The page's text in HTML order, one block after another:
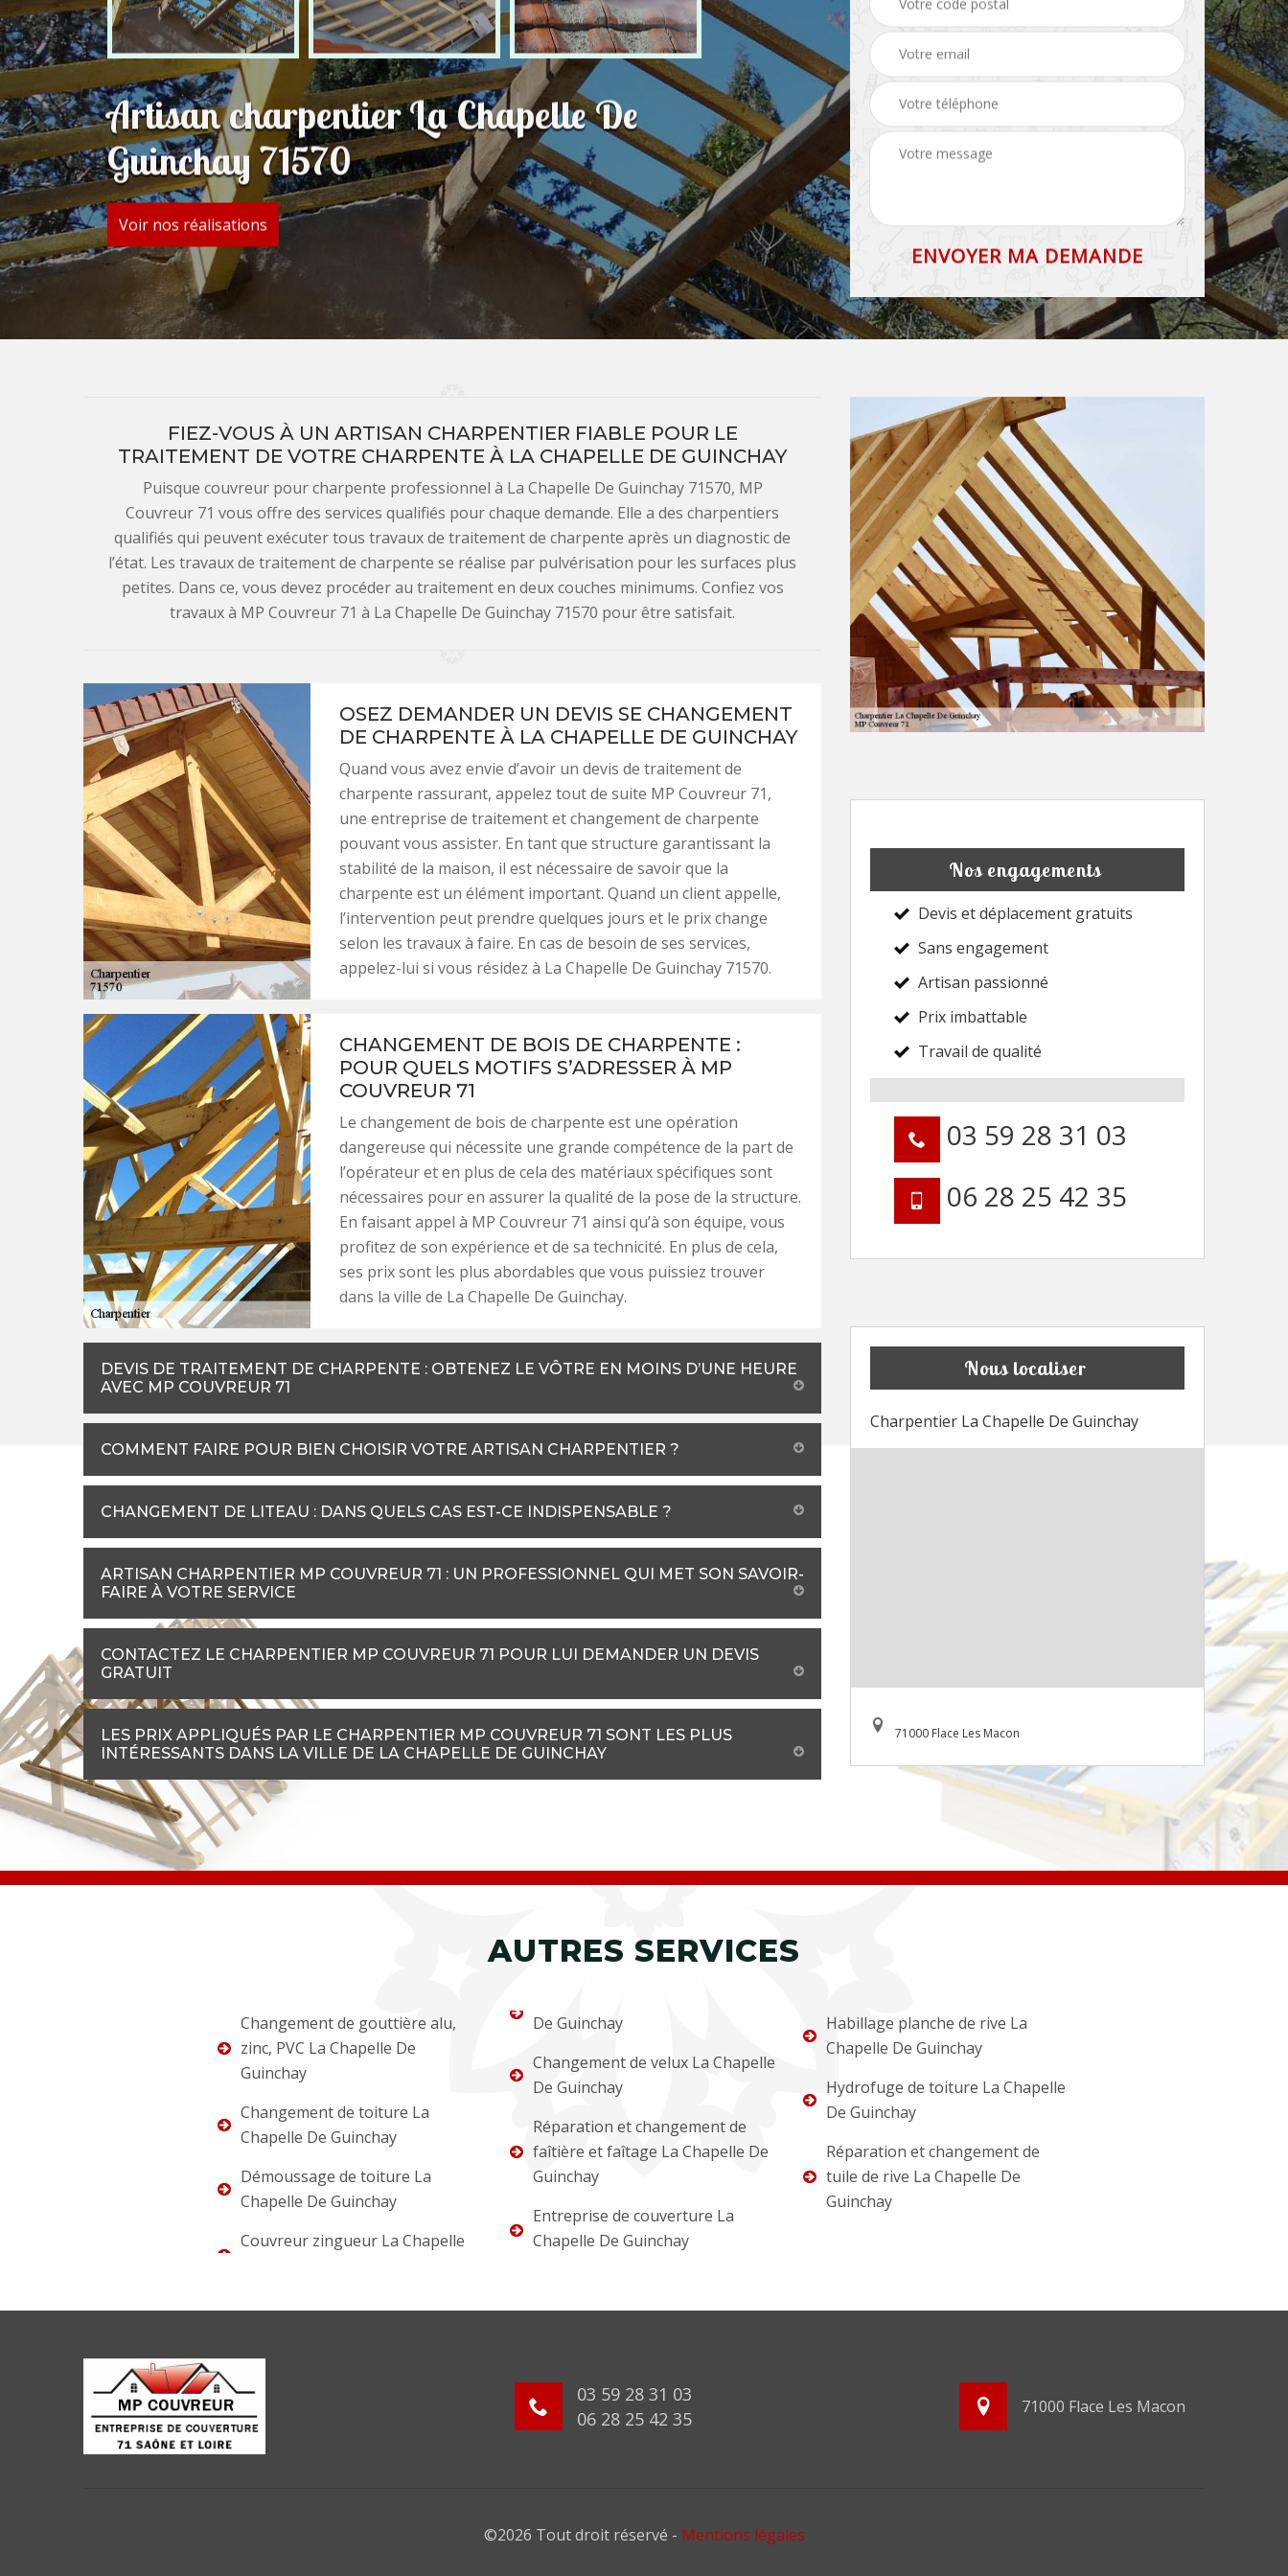
Artisan charpentier La Chapelle De
Guinchay 71570
Voir nos réalisations
FIEZ-VOUS À UN ARTISAN CHARPENTIER FIABLE POUR LE
TRAITEMENT DE VOTRE CHARPENTE À LA CHAPELLE DE GUINCHAY
Puisque couvreur pour charpente professionnel à La Chapelle De Guinchay 71570, MP
Couvreur 71 vous offre des services qualifiés pour chaque demande. Elle a des charpentiers
qualifiés qui peuvent exécuter tous travaux de traitement de charpente après un diagnostic de
l’état. Les travaux de traitement de charpente se réalise par pulvérisation pour les surfaces plus
petites. Dans ce, vous devez procéder au traitement en deux couches minimums. Confiez vos
travaux à MP Couvreur 71 à La Chapelle De Guinchay 71570 pour être satisfait.
OSEZ DEMANDER UN DEVIS SE CHANGEMENT
DE CHARPENTE À LA CHAPELLE DE GUINCHAY
Quand vous avez envie d’avoir un devis de traitement de
charpente rassurant, appelez tout de suite MP Couvreur 71,
une entreprise de traitement et changement de charpente
pouvant vous assister. En tant que structure garantissant la
stabilité de la maison, il est nécessaire de savoir que la
charpente est un élément important. Quand un client appelle,
l’intervention peut prendre quelques jours et le prix change
selon les travaux à faire. En cas de besoin de ses services,
appelez-lui si vous résidez à La Chapelle De Guinchay 71570.
CHANGEMENT DE BOIS DE CHARPENTE :
POUR QUELS MOTIFS S’ADRESSER À MP
COUVREUR 71
Le changement de bois de charpente est une opération
dangereuse qui nécessite une grande compétence de la part de
l’opérateur et en plus de cela des matériaux spécifiques sont
nécessaires pour en assurer la qualité de la pose de la structure.
En faisant appel à MP Couvreur 71 ainsi qu’à son équipe, vous
profitez de son expérience et de sa technicité. En plus de cela,
ses prix sont les plus abordables que vous puissiez trouver
dans la ville de La Chapelle De Guinchay.
DEVIS DE TRAITEMENT DE CHARPENTE : OBTENEZ LE VÔTRE EN MOINS D’UNE HEURE
AVEC MP COUVREUR 71
COMMENT FAIRE POUR BIEN CHOISIR VOTRE ARTISAN CHARPENTIER ?
CHANGEMENT DE LITEAU : DANS QUELS CAS EST-CE INDISPENSABLE ?
ARTISAN CHARPENTIER MP COUVREUR 71 : UN PROFESSIONNEL QUI MET SON SAVOIR-
FAIRE À VOTRE SERVICE
CONTACTEZ LE CHARPENTIER MP COUVREUR 71 POUR LUI DEMANDER UN DEVIS
GRATUIT
LES PRIX APPLIQUÉS PAR LE CHARPENTIER MP COUVREUR 71 SONT LES PLUS
INTÉRESSANTS DANS LA VILLE DE LA CHAPELLE DE GUINCHAY
Nos engagements
Devis et déplacement gratuits
Sans engagement
Artisan passionné
Prix imbattable
Travail de qualité
03 59 28 31 03
06 28 25 42 35
Nous localiser
Charpentier La Chapelle De Guinchay
71000 Flace Les Macon
AUTRES SERVICES
Changement de gouttière alu,
zinc, PVC La Chapelle De
Guinchay
Changement de toiture La
Chapelle De Guinchay
Démoussage de toiture La
Chapelle De Guinchay
Couvreur zingueur La Chapelle
De Guinchay
Changement de velux La Chapelle
De Guinchay
Réparation et changement de
faîtière et faîtage La Chapelle De
Guinchay
Entreprise de couverture La
Chapelle De Guinchay
Habillage planche de rive La
Chapelle De Guinchay
Hydrofuge de toiture La Chapelle
De Guinchay
Réparation et changement de
tuile de rive La Chapelle De
Guinchay
03 59 28 31 03
06 28 25 42 35
71000 Flace Les Macon
©2026 Tout droit réservé - Mentions légales